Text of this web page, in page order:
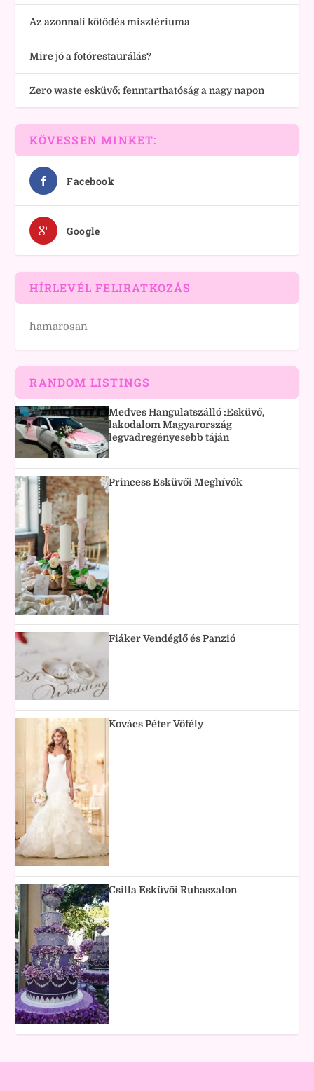
Az azonnali kötődés misztériuma
Mire jó a fotórestaurálás?
Zero waste esküvő: fenntarthatóság a nagy napon
KÖVESSEN MINKET:
Facebook
Google
HÍRLEVÉL FELIRATKOZÁS
hamarosan
RANDOM LISTINGS
Medves Hangulatszálló :Esküvő,
lakodalom Magyarország
legvadregényesebb táján
Princess Esküvői Meghívók
Fiáker Vendéglő és Panzió
Kovács Péter Vőfély
Csilla Esküvői Ruhaszalon